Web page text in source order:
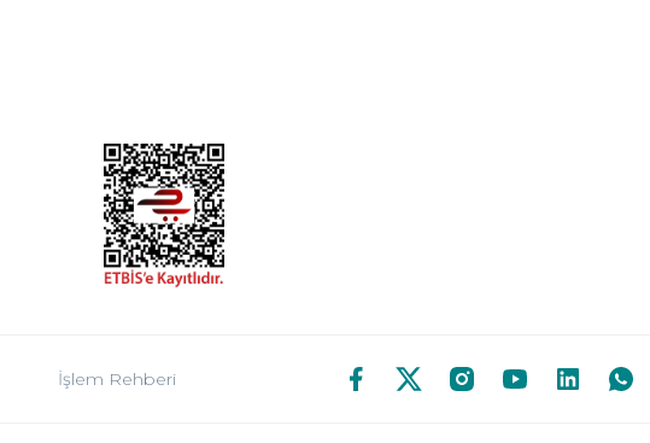
İşlem Rehberi